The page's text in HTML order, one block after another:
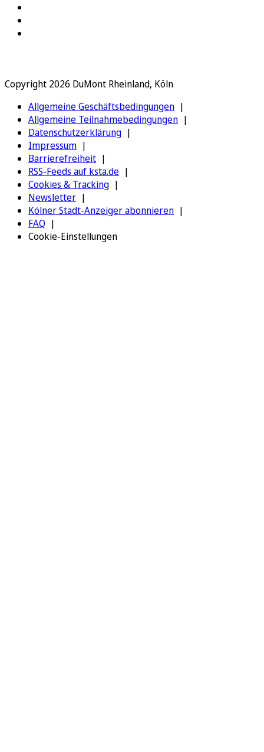
Copyright 2026 DuMont Rheinland, Köln
Allgemeine Geschäftsbedingungen
Allgemeine Teilnahmebedingungen
Datenschutzerklärung
Impressum
Barrierefreiheit
RSS-Feeds auf ksta.de
Cookies & Tracking
Newsletter
Kölner Stadt-Anzeiger abonnieren
FAQ
Cookie-Einstellungen